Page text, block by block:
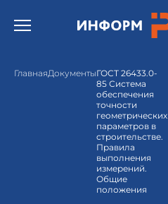
Открыть бургер меню.
ГлавнаяДокументыГОСТ 26433.0-
85 Система
обеспечения
точности
геометрических
параметров в
строительстве.
Правила
выполнения
измерений.
Общие
положения